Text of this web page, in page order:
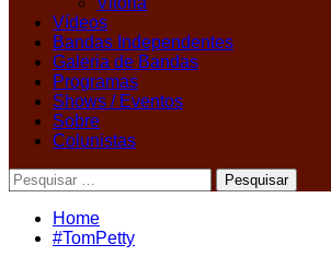
Vídeos
Bandas Independentes
Galeria de Bandas
Programas
Shows / Eventos
Sobre
Colunistas
Pesquisar
por:
Home
#TomPetty